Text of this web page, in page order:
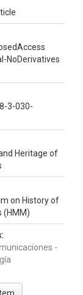
NoDerivatives
3-030-
Heritage of
on History of
(HMM)
-